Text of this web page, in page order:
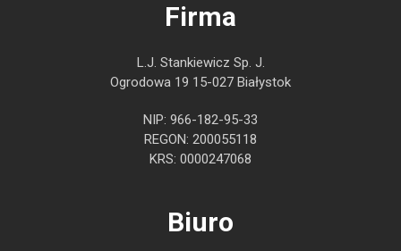
Firma
L.J. Stankiewicz Sp. J.
Ogrodowa 19 15-027 Białystok
NIP: 966-182-95-33
REGON: 200055118
KRS: 0000247068
Biuro